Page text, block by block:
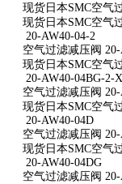
现货日本SMC空气
现货日本SMC空气
20-AW40-04-2
空气过滤减压阀
现货日本SMC空气
20-AW40-04BG-2-
空气过滤减压阀
现货日本SMC空气
20-AW40-04D
空气过滤减压阀
现货日本SMC空气
20-AW40-04DG
空气过滤减压阀